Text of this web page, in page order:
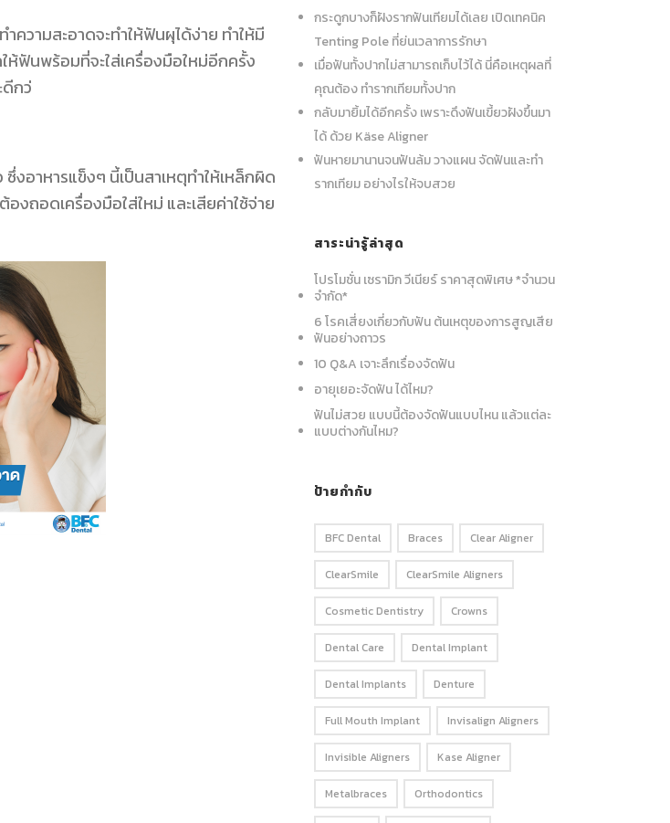
วามสะอาดจะทำให้ฟันผุได้ง่าย ทำให้มี
ฟันพร้อมที่จะใส่เครื่องมือใหม่อีกครั้ง
กว่
งอาหารแข็งๆ นี้เป็นสาเหตุทำให้เหล็กผิด
งถอดเครื่องมือใส่ใหม่ และเสียค่าใช้จ่าย
กระดูกบางก็ฝังรากฟันเทียมได้เลย เปิดเทคนิค
Tenting Pole ที่ย่นเวลาการรักษา
เมื่อฟันทั้งปากไม่สามารถเก็บไว้ได้ นี่คือเหตุผลที่
คุณต้อง ทำรากเทียมทั้งปาก
กลับมายิ้มได้อีกครั้ง เพราะดึงฟันเขี้ยวฝังขึ้นมา
ได้ ด้วย Käse Aligner
ฟันหายมานานจนฟันล้ม วางแผน จัดฟันและทำ
รากเทียม อย่างไรให้จบสวย
สาระน่ารู้ล่าสุด
โปรโมชั่น เซรามิก วีเนียร์ ราคาสุดพิเศษ *จำนวน
จำกัด*
6 โรคเสี่ยงเกี่ยวกับฟัน ต้นเหตุของการสูญเสีย
ฟันอย่างถาวร
10 Q&A เจาะลึกเรื่องจัดฟัน
อายุเยอะจัดฟัน ได้ไหม?
ฟันไม่สวย แบบนี้ต้องจัดฟันแบบไหน แล้วแต่ละ
แบบต่างกันไหม?
ป้ายกำกับ
BFC Dental Braces Clear Aligner
ClearSmile ClearSmile Aligners
Cosmetic Dentistry Crowns
Dental Care Dental Implant
Dental Implants Denture
Full Mouth Implant Invisalign Aligners
Invisible Aligners Kase Aligner
Metalbraces Orthodontics